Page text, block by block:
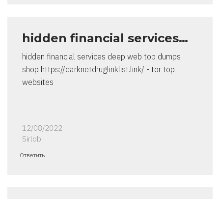
hidden financial services…
hidden financial services deep web top dumps
shop https://darknetdruglinklist.link/ - tor top
websites
12/08/2022
Sirlob
Ответить